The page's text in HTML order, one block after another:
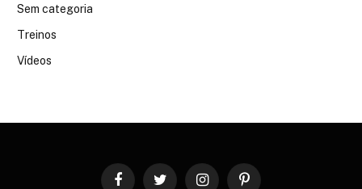
Sem categoria
Treinos
Vídeos
FacebookTwitter InstagramPinterest